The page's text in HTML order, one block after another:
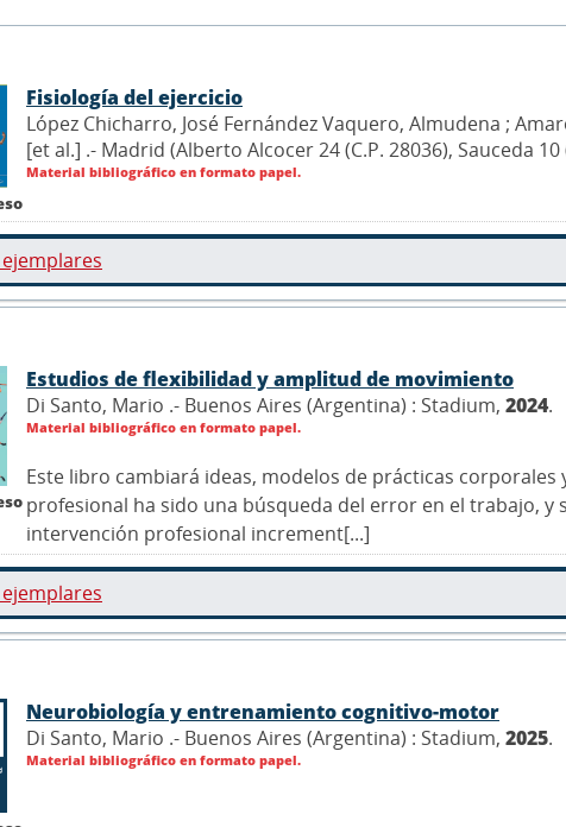
Fisiología del ejercicio
López Chicharro, José Fernández Vaquero, Almudena ;
[et al.] .- Madrid (Alberto Alcocer 24 (C.P. 28036), Sauceda
Material bibliográfico en formato papel.
Estudios de flexibilidad y amplitud de movimiento
Di Santo, Mario .- Buenos Aires (Argentina) : Stadium, 2024.
Material bibliográfico en formato papel.
Este libro cambiará ideas, modelos de prácticas
profesional ha sido una búsqueda del error en el trabajo,
intervención profesional increment[...]
Neurobiología y entrenamiento cognitivo-motor
Di Santo, Mario .- Buenos Aires (Argentina) : Stadium, 2025.
Material bibliográfico en formato papel.